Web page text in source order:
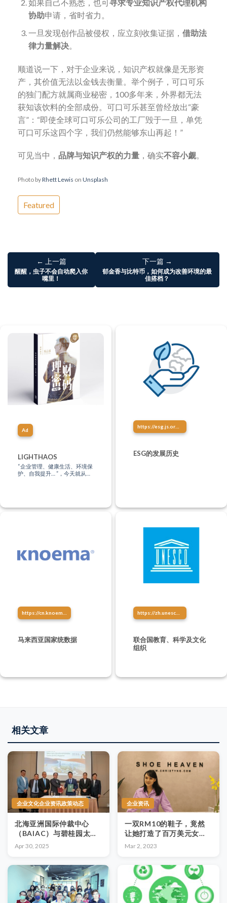
如果自己不熟悉，也可 寻求专业知识产权代理机构
协助申请，省时省力。
一旦发现创作品被侵权，应立刻收集证据， 借助法
律力量解决。
顺道说一下，对于企业来说，知识产权就像是无形资
产，其价值无法以金钱去衡量。举个例子，可口可乐
的独门配方就属商业秘密，100多年来，外界都无法
获知该饮料的全部成份。可口可乐甚至曾经放出“豪
言”：“即使全球可口可乐公司的工厂毁于一旦，单凭
可口可乐这四个字，我们仍然能够东山再起！”
可见当中， 品牌与知识产权的力量 ，确实不容小觑。
Photo byRhett Lewis on Unsplash
Featured
← 上一篇
醒醒，虫子不会自动爬入你
嘴里！
下一篇 →
郁金香与比特币，如何成为改善环境的最
佳搭档？
Ad
LIGHTHAOS
“企业管理、健康生活、环境保
护、自我提升… ”，今天就从这
https://esg.js.org/about/esg-history.html
ESG的发展历史
马来西亚国家统数据
https://zh.unesco.org/
联合国教育、科学及文化
组织
相关文章
企业文化企业资讯政策动态
北海亚洲国际仲裁中心
（BAIAC）与碧桂园太平
洋景私人有限公司
Apr 30, 2025
企业资讯
一双RM10的鞋子，竟然
让她打造了百万美元女鞋
王国？
Mar 2, 2023